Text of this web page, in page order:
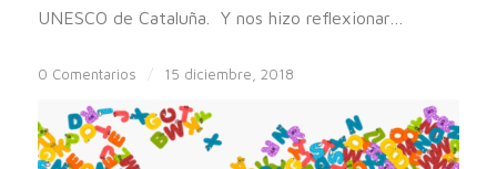
UNESCO de Cataluña. Y nos hizo reflexionar…
0 Comentarios / 15 diciembre, 2018